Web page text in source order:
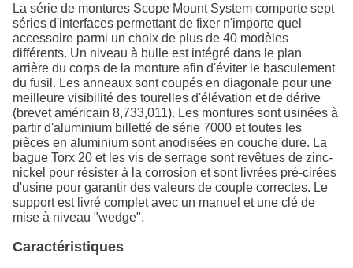
La série de montures Scope Mount System comporte sept
séries d'interfaces permettant de fixer n'importe quel
accessoire parmi un choix de plus de 40 modèles
différents. Un niveau à bulle est intégré dans le plan
arrière du corps de la monture afin d'éviter le basculement
du fusil. Les anneaux sont coupés en diagonale pour une
meilleure visibilité des tourelles d'élévation et de dérive
(brevet américain 8,733,011). Les montures sont usinées à
partir d'aluminium billetté de série 7000 et toutes les
pièces en aluminium sont anodisées en couche dure. La
bague Torx 20 et les vis de serrage sont revêtues de zinc-
nickel pour résister à la corrosion et sont livrées pré-cirées
d'usine pour garantir des valeurs de couple correctes. Le
support est livré complet avec un manuel et une clé de
mise à niveau "wedge".
Caractéristiques